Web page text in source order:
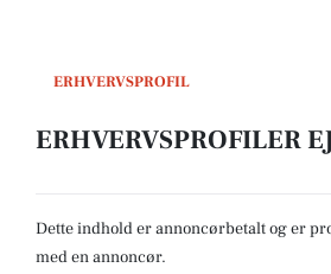
ERHVERVSPROFIL
ERHVERVSPROFILER
Dette indhold er annoncørbetalt og er
med en annoncør.